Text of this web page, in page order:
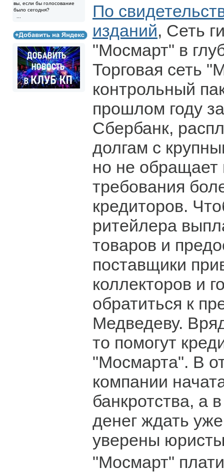
вы, если бы голосование
было сегодня?
По
изданий, Сеть
"Мосмарт" в
Торговая сеть
контрольный
прошлом году
Сбербанк,
долгам с
но не обращает
требования
кредиторов.
ритейлера
товаров и
поставщики
коллекторов и
обратиться к
Медведеву.
то помогут
"Мосмарта". В
компании
банкротства, а
денег ждать
уверены
"Мосмарт"